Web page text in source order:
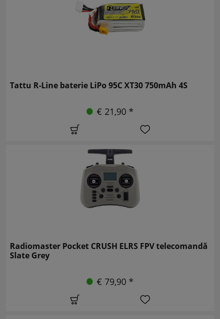
Tattu R-Line baterie LiPo 95C XT30 750mAh 4S
€ 21,90 *
Radiomaster Pocket CRUSH ELRS FPV telecomandă
Slate Grey
€ 79,90 *